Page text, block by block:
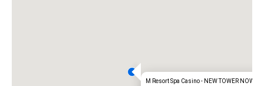
M Resort Spa Casino - NEW TOWER NOW